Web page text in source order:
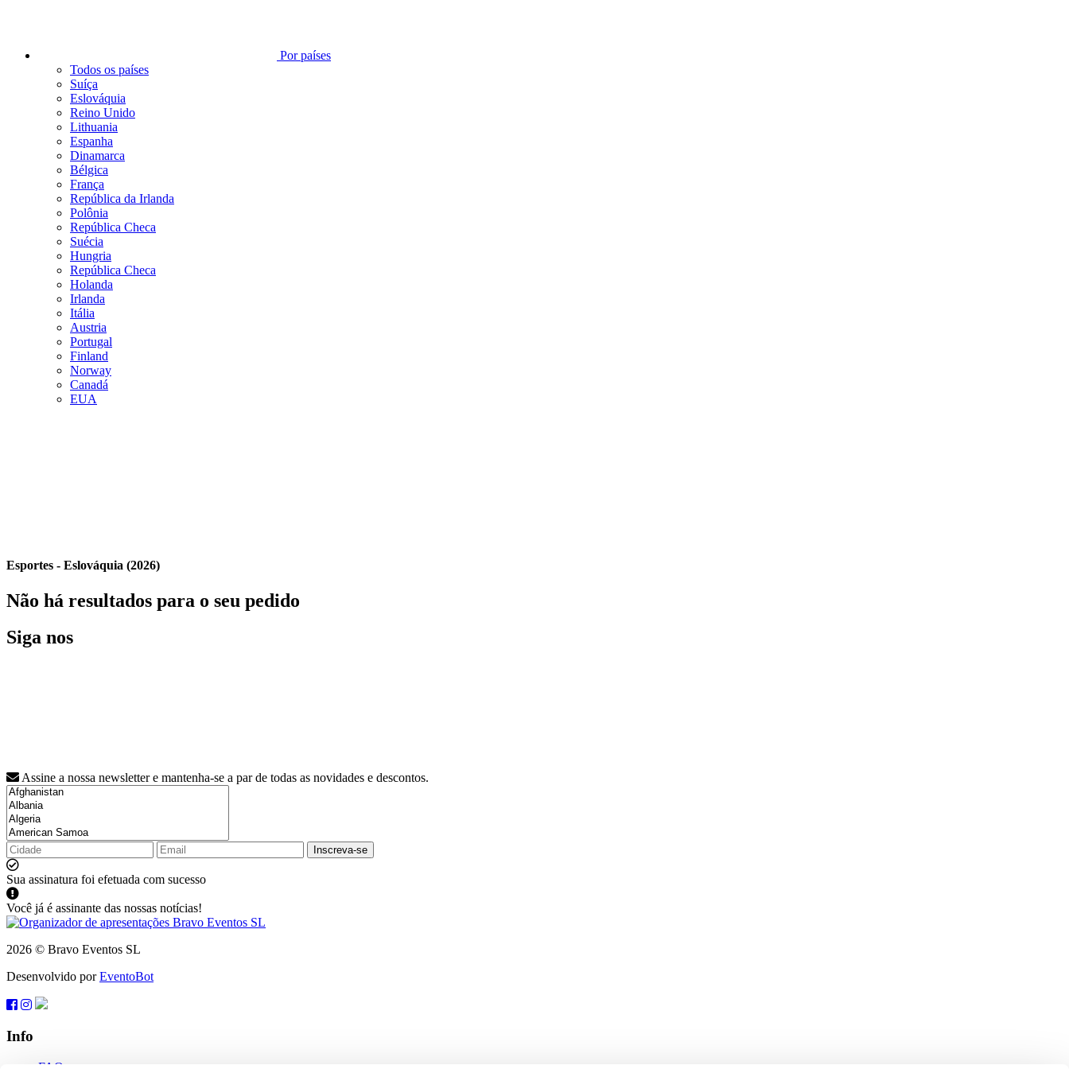
Por países
Todos os países
Suíça
Eslováquia
Reino Unido
Lithuania
Espanha
Dinamarca
Bélgica
França
República da Irlanda
Polônia
República Checa
Suécia
Hungria
República Checa
Holanda
Irlanda
Itália
Austria
Portugal
Finland
Norway
Canadá
EUA
Esportes - Eslováquia (2026)
Não há resultados para o seu pedido
Siga nos
Assine a nossa newsletter e mantenha-se a par de todas as novidades e descontos.
Inscreva-se
Sua assinatura foi efetuada com sucesso
Você já é assinante das nossas notícias!
2026 © Bravo Eventos SL
Desenvolvido porEventoBot
Info